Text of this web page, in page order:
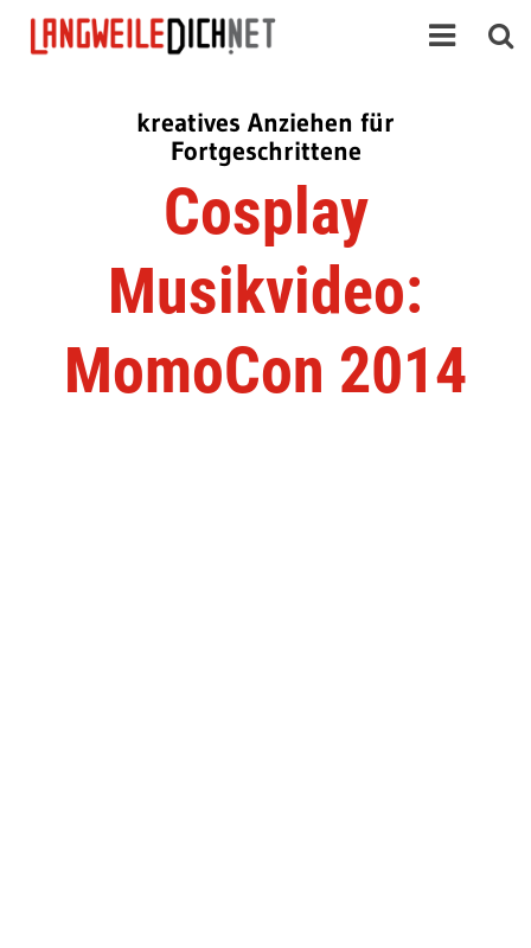
kreatives Anziehen für
Fortgeschrittene
Cosplay
Musikvideo:
MomoCon 2014